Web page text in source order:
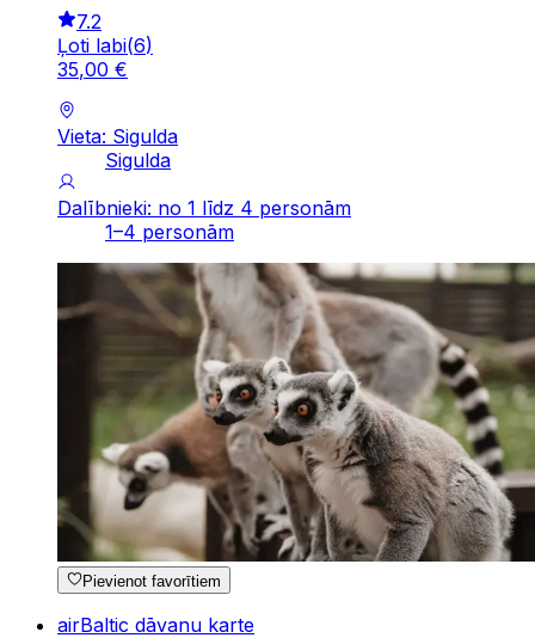
7.2
Ļoti labi(6)
35,00 €
Vieta: Sigulda
Sigulda
Dalībnieki: no 1 līdz 4 personām
1–4 personām
Pievienot favorītiem
airBaltic dāvanu karte